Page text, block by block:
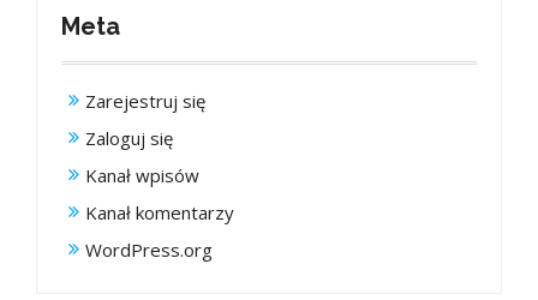
Meta
Zarejestruj się
Zaloguj się
Kanał wpisów
Kanał komentarzy
WordPress.org